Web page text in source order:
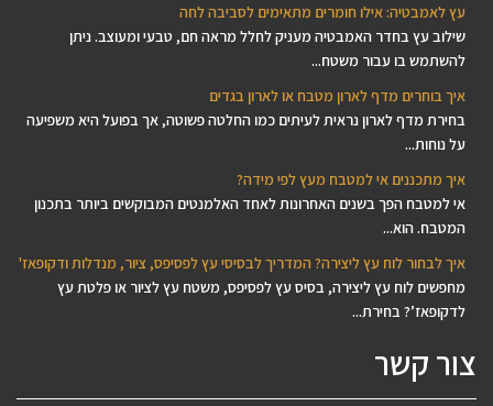
עץ לאמבטיה: אילו חומרים מתאימים לסביבה לחה
שילוב עץ בחדר האמבטיה מעניק לחלל מראה חם, טבעי ומעוצב. ניתן
להשתמש בו עבור משטח...
איך בוחרים מדף לארון מטבח או לארון בגדים
בחירת מדף לארון נראית לעיתים כמו החלטה פשוטה, אך בפועל היא משפיעה
על נוחות...
איך מתכננים אי למטבח מעץ לפי מידה?
אי למטבח הפך בשנים האחרונות לאחד האלמנטים המבוקשים ביותר בתכנון
המטבח. הוא...
איך לבחור לוח עץ ליצירה? המדריך לבסיסי עץ לפסיפס, ציור, מנדלות ודקופאז'
מחפשים לוח עץ ליצירה, בסיס עץ לפסיפס, משטח עץ לציור או פלטת עץ
לדקופאז’? בחירת...
צור קשר